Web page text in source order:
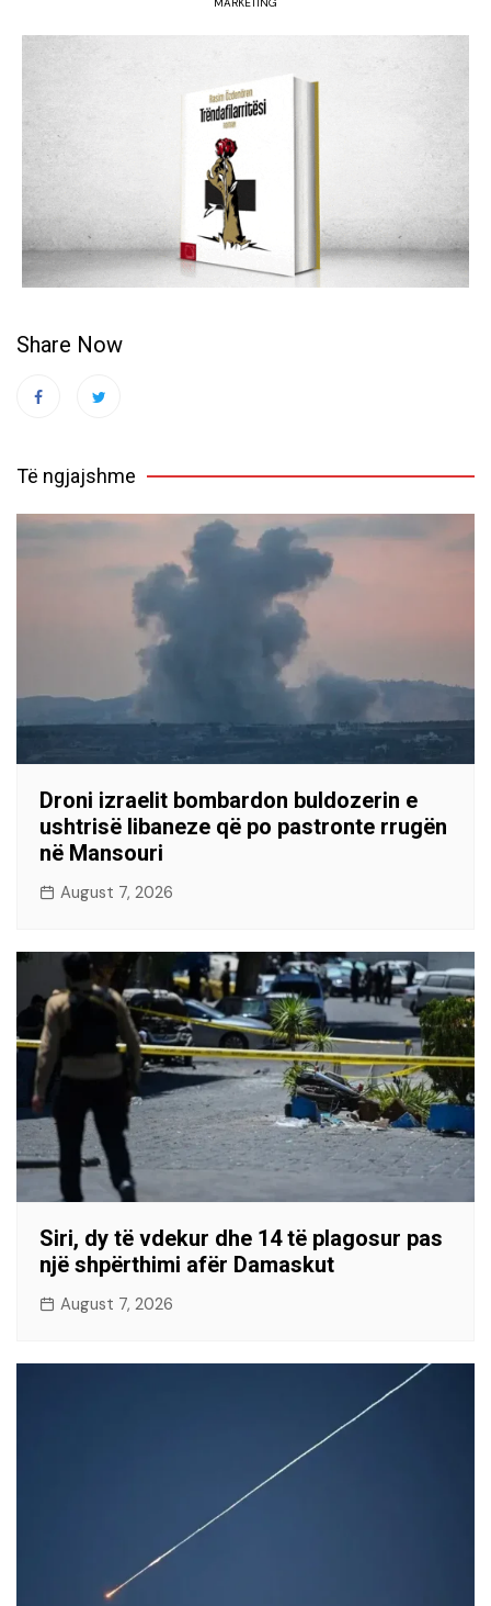
MARKETING
Share Now
Të ngjajshme
Droni izraelit bombardon buldozerin e
ushtrisë libaneze që po pastronte rrugën
në Mansouri
August 7, 2026
Siri, dy të vdekur dhe 14 të plagosur pas
një shpërthimi afër Damaskut
August 7, 2026